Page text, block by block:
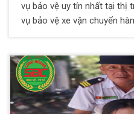
vụ bảo vệ uy tín nhất tại thị
vụ bảo vệ xe vận chuyển
giúp phòng tránh mọi rủi ro
chuyển hàng hóa và đảm
hóa có giá trị cao cho